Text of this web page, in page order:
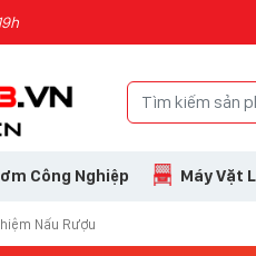
Công Nghiệp Máy Vặt
Nấu Rượu